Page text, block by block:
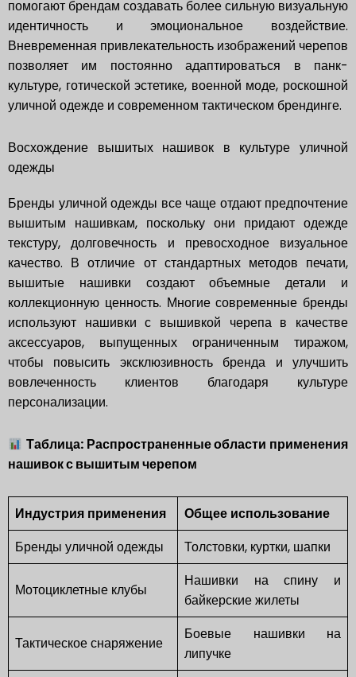
помогают брендам создавать более сильную визуальную
идентичность и эмоциональное воздействие.
Вневременная привлекательность изображений черепов
позволяет им постоянно адаптироваться в панк-
культуре, готической эстетике, военной моде, роскошной
уличной одежде и современном тактическом брендинге.
Восхождение вышитых нашивок в культуре уличной
одежды
Бренды уличной одежды все чаще отдают предпочтение
вышитым нашивкам, поскольку они придают одежде
текстуру, долговечность и превосходное визуальное
качество. В отличие от стандартных методов печати,
вышитые нашивки создают объемные детали и
коллекционную ценность. Многие современные бренды
используют нашивки с вышивкой черепа в качестве
аксессуаров, выпущенных ограниченным тиражом,
чтобы повысить эксклюзивность бренда и улучшить
вовлеченность клиентов благодаря культуре
персонализации.
Таблица: Распространенные области применения
нашивок с вышитым черепом
Индустрия применения
Общее использование
Бренды уличной одежды
Толстовки, куртки, шапки
Мотоциклетные клубы
Нашивки на спину и
байкерские жилеты
Тактическое снаряжение
Боевые нашивки на
липучке